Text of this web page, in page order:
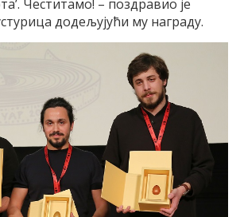
Честитамо! – поздравио је
додељујући му награду.